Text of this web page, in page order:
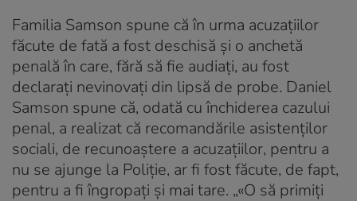
Familia Samson spune că în urma acuzațiilor
făcute de fată a fost deschisă și o anchetă
penală în care, fără să fie audiați, au fost
declarați nevinovați din lipsă de probe. Daniel
Samson spune că, odată cu închiderea cazului
penal, a realizat că recomandările asistenților
sociali, de recunoaștere a acuzațiilor, pentru a
nu se ajunge la Poliție, ar fi fost făcute, de fapt,
pentru a fi îngropați și mai tare. „«O să primiți